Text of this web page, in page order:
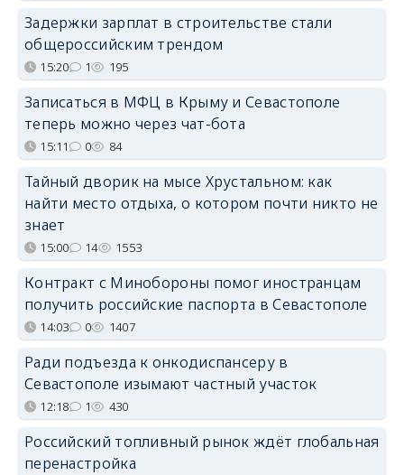
Задержки зарплат в строительстве стали
общероссийским трендом
15:20 1 195
Записаться в МФЦ в Крыму и Севастополе
теперь можно через чат-бота
15:11 0 84
Тайный дворик на мысе Хрустальном: как
найти место отдыха, о котором почти никто не
знает
15:00 14 1553
Контракт с Минобороны помог иностранцам
получить российские паспорта в Севастополе
14:03 0 1407
Ради подъезда к онкодиспансеру в
Севастополе изымают частный участок
12:18 1 430
Российский топливный рынок ждёт глобальная
перенастройка